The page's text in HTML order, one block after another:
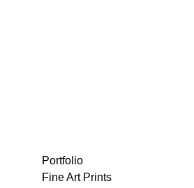
Portfolio
Fine Art Prints